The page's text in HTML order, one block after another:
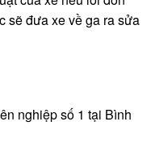
sẽ đưa xe về ga ra sửa
nghiệp số 1 tại Bình